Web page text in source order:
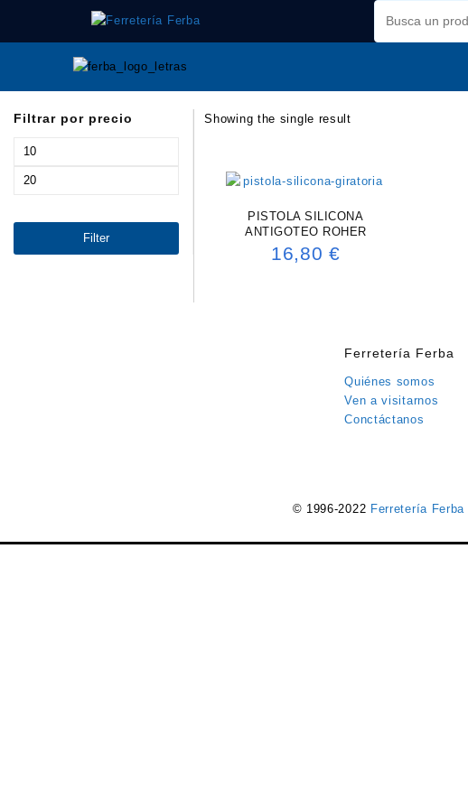
contenido
Filtrar por precio
Min
Max
Filter
Showing the single result
PISTOLA SILICONA
ANTIGOTEO ROHER
16,80€
Ferretería Ferba
Quiénes somos
Ven a visitarnos
Conctáctanos
© 1996-2022 Ferretería Ferba